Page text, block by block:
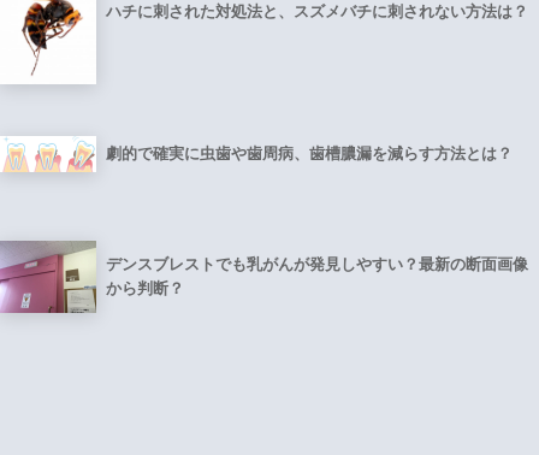
ハチに刺された対処法と、スズメバチに刺されない方法は？
劇的で確実に虫歯や歯周病、歯槽膿漏を減らす方法とは？
デンスブレストでも乳がんが発見しやすい？最新の断面画像
から判断？